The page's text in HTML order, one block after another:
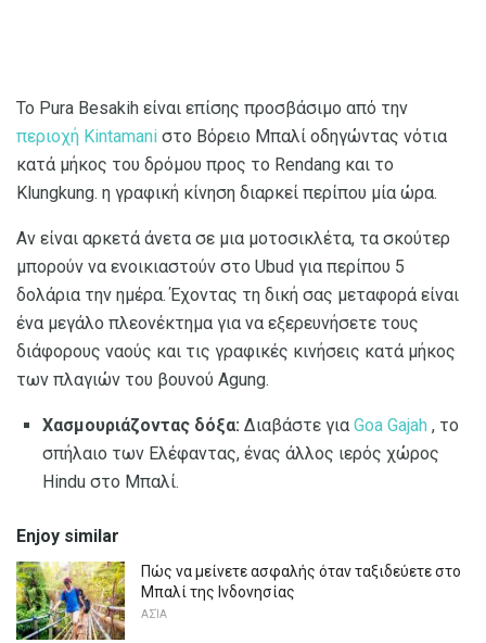
Το Pura Besakih είναι επίσης προσβάσιμο από την
περιοχή Kintamani στο Βόρειο Μπαλί οδηγώντας νότια
κατά μήκος του δρόμου προς το Rendang και το
Klungkung. η γραφική κίνηση διαρκεί περίπου μία ώρα.
Αν είναι αρκετά άνετα σε μια μοτοσικλέτα, τα σκούτερ
μπορούν να ενοικιαστούν στο Ubud για περίπου 5
δολάρια την ημέρα. Έχοντας τη δική σας μεταφορά είναι
ένα μεγάλο πλεονέκτημα για να εξερευνήσετε τους
διάφορους ναούς και τις γραφικές κινήσεις κατά μήκος
των πλαγιών του βουνού Agung.
Χασμουριάζοντας δόξα: Διαβάστε για Goa Gajah , το
σπήλαιο των Ελέφαντας, ένας άλλος ιερός χώρος
Hindu στο Μπαλί.
Enjoy similar
Πώς να μείνετε ασφαλής όταν ταξιδεύετε στο
Μπαλί της Ινδονησίας
ΑΣΊΑ